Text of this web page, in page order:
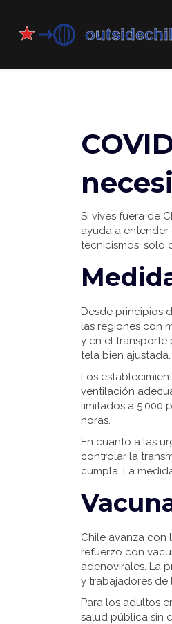
Si vives fuera de
ayuda a
tecnicismos; solo
Desde principios
las regiones con
y en el transporte
tela bien ajustada.
Los
ventilación
limitados a 5.000
horas.
En cuanto a las
controlar la
cumpla. La
Chile avanza con
refuerzo con
adenovirales. La
y trabajadores de
Para los adultos
salud pública sin